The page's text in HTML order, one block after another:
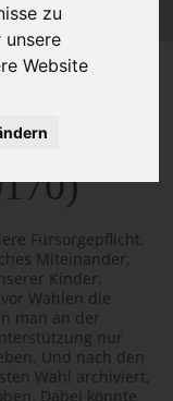
zu
unsere
Website
Fürsorgepflicht,
Miteinander,
Kinder.
Wahlen die
man an der
nur
Und nach den
Wahl archiviert,
Dabei könnte